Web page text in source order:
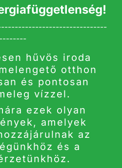
--------
hűvös iroda
otthon
és pontosan
vízzel.
ezek olyan
amelyek
az
és a